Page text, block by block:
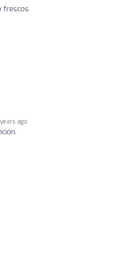
frescos
ago